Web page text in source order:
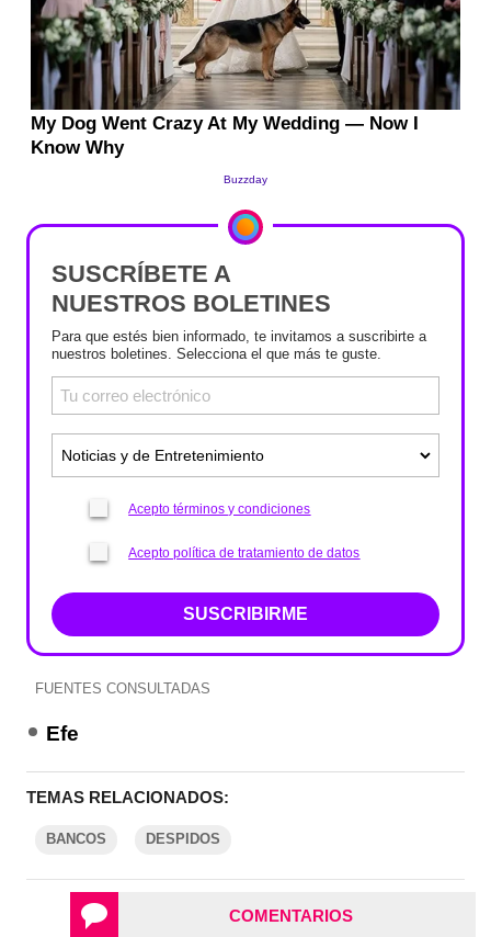
SUSCRÍBETE A
NUESTROS BOLETINES
Para que estés bien informado, te invitamos a suscribirte a
nuestros boletines. Selecciona el que más te guste.
Acepto términos y condiciones
Acepto política de tratamiento de datos
SUSCRIBIRME
FUENTES CONSULTADAS
Efe
TEMAS RELACIONADOS:
BANCOS DESPIDOS
COMENTARIOS